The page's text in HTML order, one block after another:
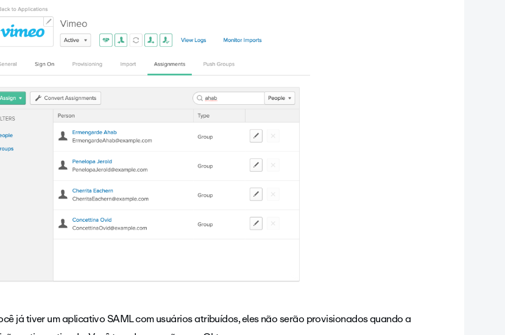
já tiver um aplicativo SAML com usuários atribuídos, eles não serão provisionados quando a